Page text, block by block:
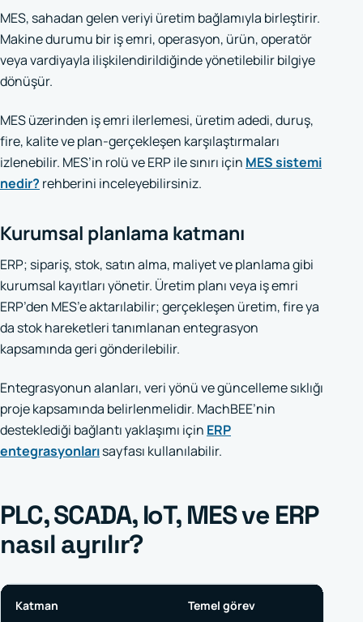
MES, sahadan gelen veriyi üretim bağlamıyla birleştirir.
Makine durumu bir iş emri, operasyon, ürün, operatör
veya vardiyayla ilişkilendirildiğinde yönetilebilir bilgiye
dönüşür.
MES üzerinden iş emri ilerlemesi, üretim adedi, duruş,
fire, kalite ve plan-gerçekleşen karşılaştırmaları
izlenebilir. MES’in rolü ve ERP ile sınırı için MES sistemi
nedir? rehberini inceleyebilirsiniz.
Kurumsal planlama katmanı
ERP; sipariş, stok, satın alma, maliyet ve planlama gibi
kurumsal kayıtları yönetir. Üretim planı veya iş emri
ERP’den MES’e aktarılabilir; gerçekleşen üretim, fire ya
da stok hareketleri tanımlanan entegrasyon
kapsamında geri gönderilebilir.
Entegrasyonun alanları, veri yönü ve güncelleme sıklığı
proje kapsamında belirlenmelidir. MachBEE’nin
desteklediği bağlantı yaklaşımı için ERP
entegrasyonlarısayfası kullanılabilir.
PLC, SCADA, IoT, MES ve ERP
nasıl ayrılır?
Katman Temel görev